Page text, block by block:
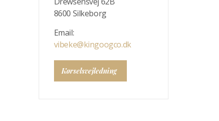
8600 Silkeborg
Email:
vibeke@kingoogco.dk
Kørselsvejledning